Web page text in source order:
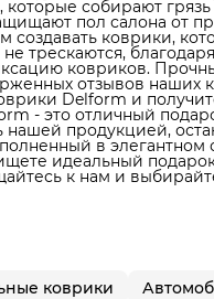
которые собирают
пол салона от
создавать коврики,
не трескаются,
ковриков.
отзывов наших
Delform и
- это отличный
нашей продукцией,
в
идеальный
к нам и
коврики